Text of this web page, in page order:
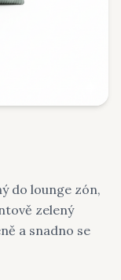
do lounge zón,
zelený
a snadno se